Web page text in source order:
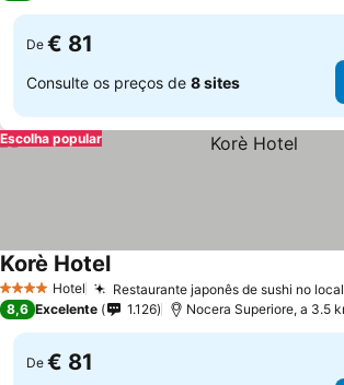
De € 81
Consulte os preços de 8 sites
Escolha popular
4 EstrelasHotel Restaurante japonês de sushi no local
Korè HotelVer preços
8,6 Excelente 1.126 Nocera Superiore, a 3.5
De € 81